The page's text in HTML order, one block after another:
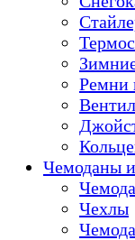
Ремни
Чемоданы
Чехлы